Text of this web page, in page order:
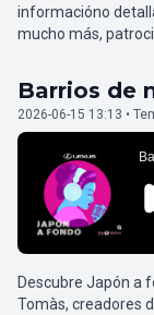
informacióno
mucho más,
Barrios de
2026-06-15 13:13 •
Descubre Japón a
Tomàs, creadores